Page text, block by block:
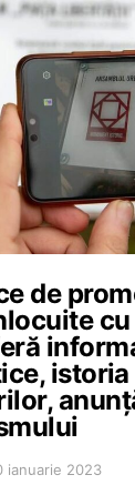
de
cu
istoria
ianuarie 2023